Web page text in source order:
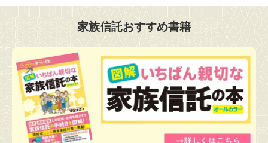
家族信託おすすめ書籍